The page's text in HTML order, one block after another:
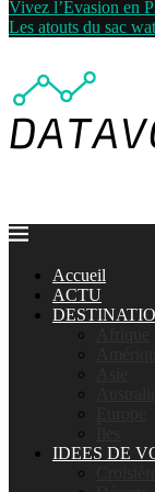
Vivez l’Évasion en
Les atouts du sac
Accueil
ACTU
IDEES DE